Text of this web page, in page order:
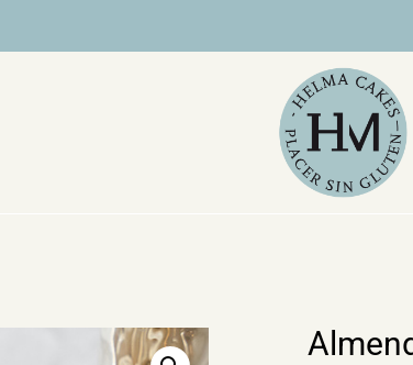
A DOMICILIO O RECOGIDA EN TIENDA.